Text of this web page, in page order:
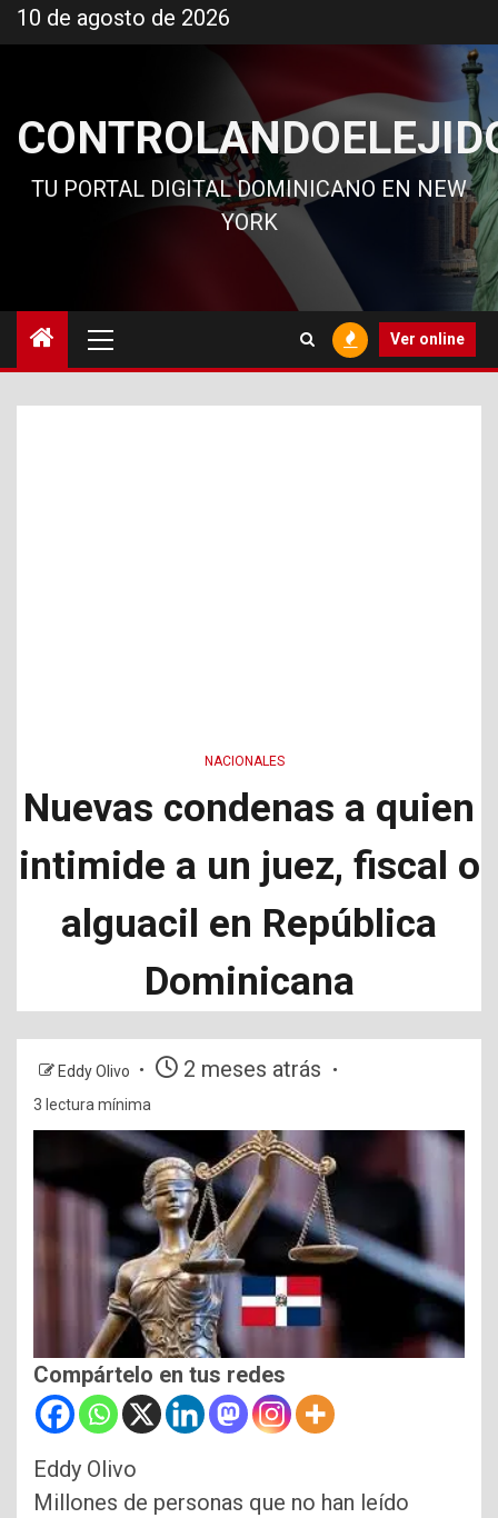
al
10 de agosto de 2026
TU PORTAL DIGITAL DOMINICANO EN NEW
YORK
principal
Ver online
NACIONALES
Nuevas condenas a quien
intimide a un juez, fiscal o
alguacil en República
Dominicana
Eddy Olivo 2 meses atrás
3 lectura mínima
Compártelo en tus redes
Eddy Olivo
Millones de personas que no han leído